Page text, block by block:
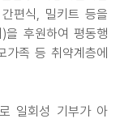
편식, 밀키트 등을
을 후원하여 평동행
가족 등 취약계층에
일회성 기부가 아